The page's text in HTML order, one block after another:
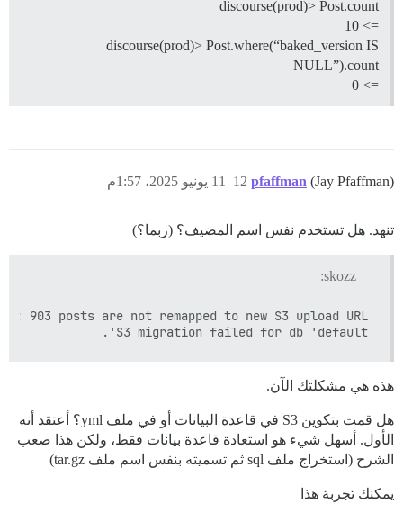
discourse(prod)> Post.count
=> 10
discourse(prod)> Post.where(“baked_version IS
NULL”).count
=> 0
pfaffman (Jay Pfaffman) 11 يونيو 2025، 1:57م 12
تنهد. هل تستخدم نفس اسم المضيف؟ (ربما؟)
skozz:
S3 migration failed for db 'default'.
هذه هي مشكلتك الآن.
هل قمت بتكوين S3 في قاعدة البيانات أو في ملف yml؟ أعتقد أنه
الأول. أسهل شيء هو استعادة قاعدة بيانات فقط، ولكن هذا صعب
الشرح (استخراج ملف sql ثم تسميته بنفس اسم ملف tar.gz)
يمكنك تجربة هذا